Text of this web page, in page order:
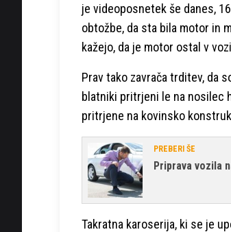
je videoposnetek še danes,
obtožbe, da sta bila motor in
kažejo, da je motor ostal v
Prav tako zavrača trditev, da
blatniki pritrjeni le na nosilec
pritrjene na kovinsko
PREBERI ŠE
Priprava vozila
Takratna karoserija, ki se je